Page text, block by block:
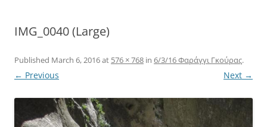
IMG_0040 (Large)
Published March 6, 2016at 576 × 768 in 6/3/16 Φαράγγι Γκούρας.
← Previous Next →